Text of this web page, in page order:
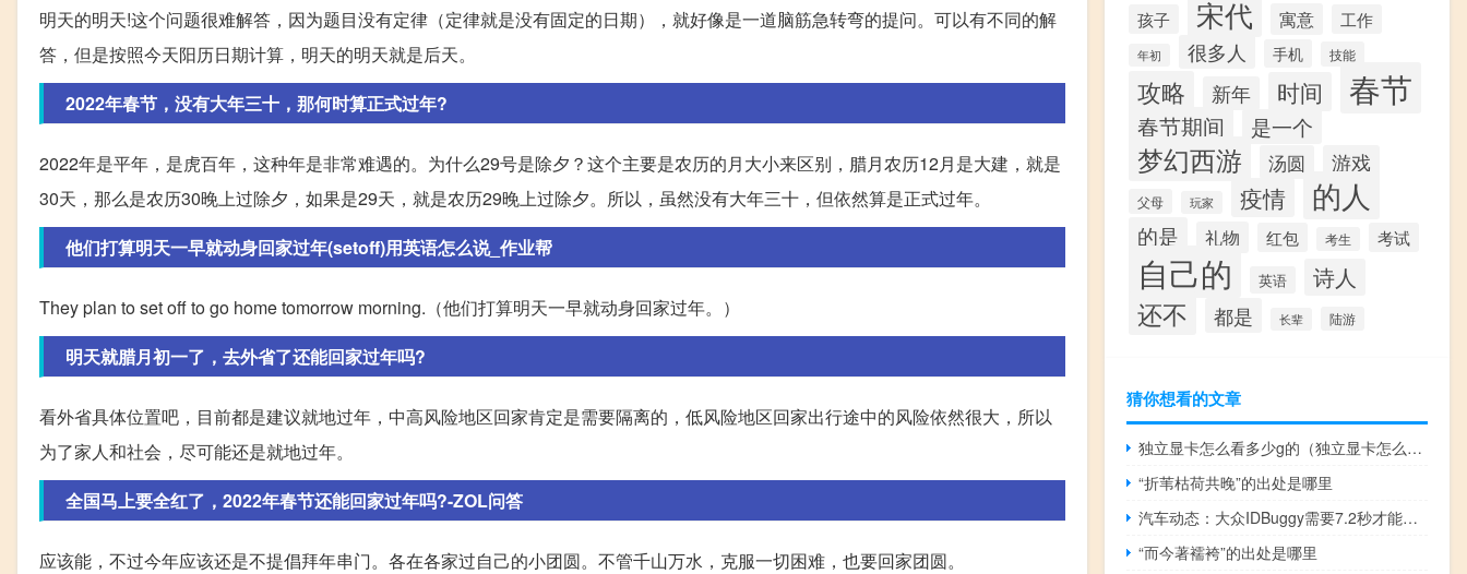
明天的明天!这个问题很难解答，因为题目没有定律（定律就是没有固定的日期），就好像是一道脑筋急转弯的提问。可以有不同的解
答，但是按照今天阳历日期计算，明天的明天就是后天。
2022年春节，没有大年三十，那何时算正式过年?
2022年是平年，是虎百年，这种年是非常难遇的。为什么29号是除夕？这个主要是农历的月大小来区别，腊月农历12月是大建，就是
30天，那么是农历30晚上过除夕，如果是29天，就是农历29晚上过除夕。所以，虽然没有大年三十，但依然算是正式过年。
他们打算明天一早就动身回家过年(setoff)用英语怎么说_作业帮
They plan to set off to go home tomorrow morning.（他们打算明天一早就动身回家过年。）
明天就腊月初一了，去外省了还能回家过年吗?
看外省具体位置吧，目前都是建议就地过年，中高风险地区回家肯定是需要隔离的，低风险地区回家出行途中的风险依然很大，所以
为了家人和社会，尽可能还是就地过年。
全国马上要全红了，2022年春节还能回家过年吗?-ZOL问答
应该能，不过今年应该还是不提倡拜年串门。各在各家过自己的小团圆。不管千山万水，克服一切困难，也要回家团圆。
孩子 宋代 寓意 工作
年初 很多人 手机 技能
攻略 新年 时间 春节
春节期间 是一个
梦幻西游 汤圆 游戏
父母 玩家 疫情 的人
的是 礼物 红包 考生 考试
自己的 英语 诗人
还不 都是 长辈 陆游
猜你想看的文章
独立显卡怎么看多少g的（独立显卡怎么看）
“折苇枯荷共晚”的出处是哪里
汽车动态：大众IDBuggy需要7.2秒才能从静止状态加速到62英里/小时
“而今著襦袴”的出处是哪里